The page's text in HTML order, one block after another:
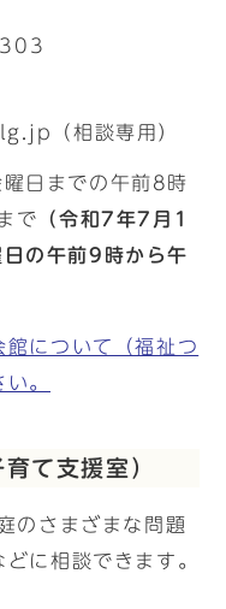
（相談専用）
日までの午前8時
で （令和7年7月1
の午前9時から午
について（福祉つ
。
て支援室）
のさまざまな問題
に相談できます。